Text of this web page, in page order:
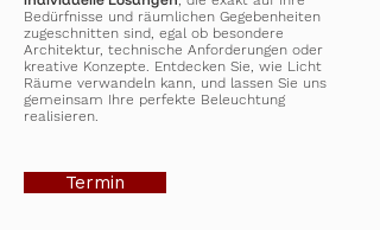
Bedürfnisse und räumlichen Gegebenheiten
zugeschnitten sind, egal ob besondere
Architektur, technische Anforderungen oder
kreative Konzepte. Entdecken Sie, wie Licht
Räume verwandeln kann, und lassen Sie uns
gemeinsam Ihre perfekte Beleuchtung
realisieren.
Termin